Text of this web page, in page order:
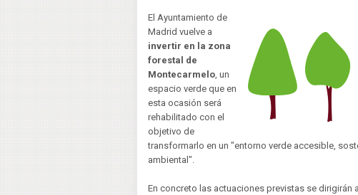
El Ayuntamiento de
Madrid vuelve a
invertir en la zona
forestal de
Montecarmelo, un
espacio verde que en
esta ocasión será
rehabilitado con el
objetivo de
transformarlo en un "entorno verde accesible,
ambiental".
En concreto las actuaciones previstas se dirigirán